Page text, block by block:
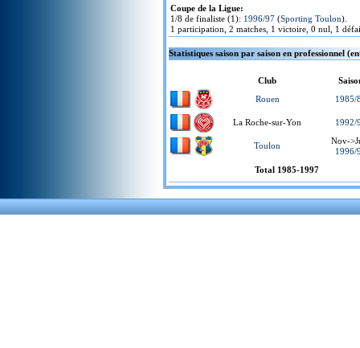
Coupe de la Ligue:
1/8 de finaliste (1): 1996/97 (Sporting Toulon).
1 participation, 2 matches, 1 victoire, 0 nul, 1
Statistiques saison par saison en professionnel
Club
Rouen
1985/
La Roche-sur-Yon 1992/
Toulon
Nov-
1996/
Total 1985-1997